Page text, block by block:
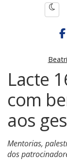
Lacte
com
aos
Mentorias,
dos